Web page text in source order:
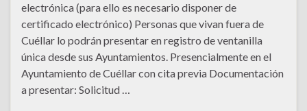
electrónica (para ello es necesario disponer de
certificado electrónico) Personas que vivan fuera de
Cuéllar lo podrán presentar en registro de ventanilla
única desde sus Ayuntamientos. Presencialmente en el
Ayuntamiento de Cuéllar con cita previa Documentación
a presentar: Solicitud …